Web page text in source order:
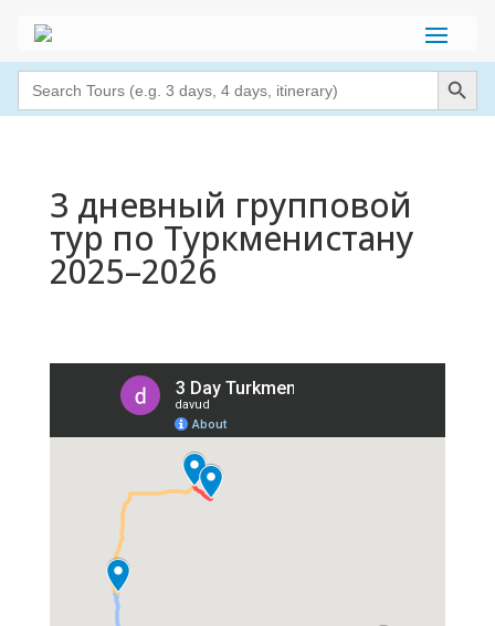
Search
for:
Search Button
3 дневный групповой
тур по Туркменистану
2025–2026